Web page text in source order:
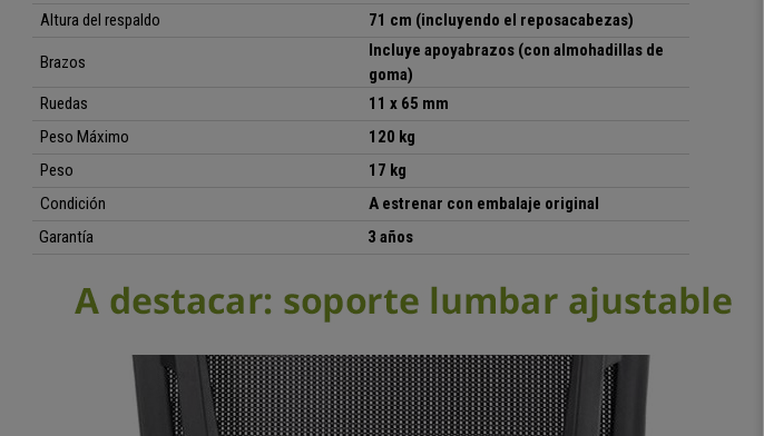
Altura del respaldo
71 cm (incluyendo el reposacabezas)
Brazos
Incluye apoyabrazos (con almohadillas de
goma)
Ruedas
11 x 65 mm
Peso Máximo
120 kg
Peso
17 kg
Condición
A estrenar con embalaje original
Garantía
3 años